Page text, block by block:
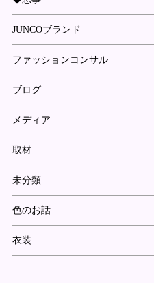
JUNCOブランド
ファッションコンサル
ブログ
メディア
取材
未分類
色のお話
衣装